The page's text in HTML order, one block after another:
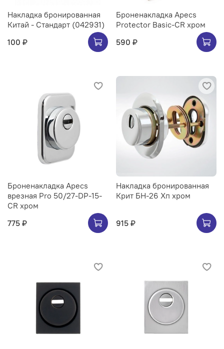
Накладка бронированная
Китай - Стандарт (042931)
100 ₽
Броненакладка Apecs
Protector Basic-CR хром
590 ₽
Броненакладка Apecs
врезная Pro 50/27-DP-15-
CR хром
775 ₽
Накладка бронированная
Крит БН-26 Хп хром
915 ₽